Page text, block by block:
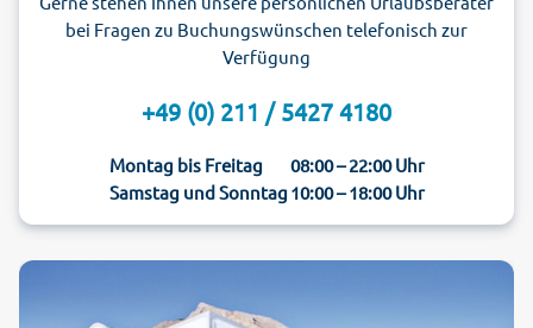
bei Fragen zu Buchungswünschen telefonisch zur
Verfügung
+49 (0) 211 / 5427 4180
Montag bis Freitag
08:00 – 22:00 Uhr
Samstag und Sonntag10:00 – 18:00 Uhr